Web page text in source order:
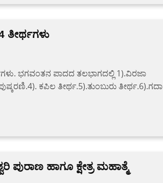
ತೀರ್ಥಗಳು
ಭಗವಂತನ ಪಾದದ ತಲಭಾಗದಲ್ಲಿ 1).ವಿರಜಾ
ಕಪಿಲ ತೀರ್ಥ.5).ತುಂಬುರು ತೀರ್ಥ.6).ಗದಾ
ಪುರಾಣ ಹಾಗೂ ಕ್ಷೇತ್ರ ಮಹಾತ್ಮೆ